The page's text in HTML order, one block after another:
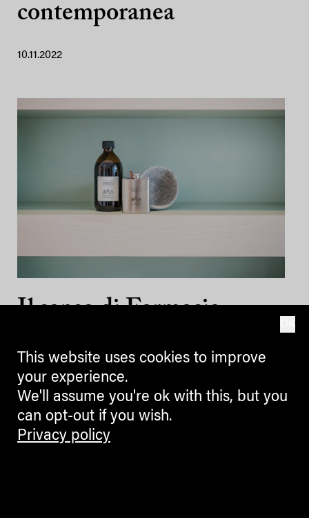
contemporanea
10.11.2022
Il senso di Farmacia
erbe
22.07.2022
This website uses cookies to improve
your experience.
We'll assume you're ok with this, but you
can opt-out if you wish.
Privacy policy